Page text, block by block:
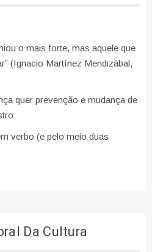
o mais forte, mas aquele que
(Ignacio Martínez Mendizábal,
quer prevenção e mudança de
verbo (e pelo meio duas
Da Cultura